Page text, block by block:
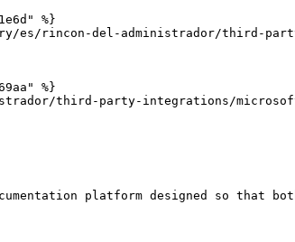
%}
es/rincon-del-administrador/third-
%}
third-party-integrations/
platform designed so that